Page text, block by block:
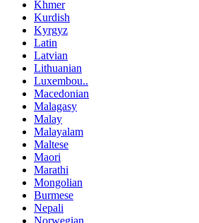
Khmer
Kurdish
Kyrgyz
Latin
Latvian
Lithuanian
Luxembou..
Macedonian
Malagasy
Malay
Malayalam
Maltese
Maori
Marathi
Mongolian
Burmese
Nepali
Norwegian